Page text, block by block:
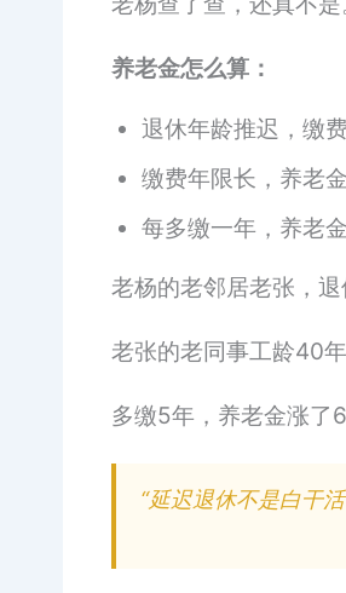
养老金怎么算：
退休年龄推迟，缴
缴费年限长，养老
每多缴一年，养老
老杨的老邻居老张，
老张的老同事工龄40
多缴5年，养老金涨了
“延迟退休不是白干